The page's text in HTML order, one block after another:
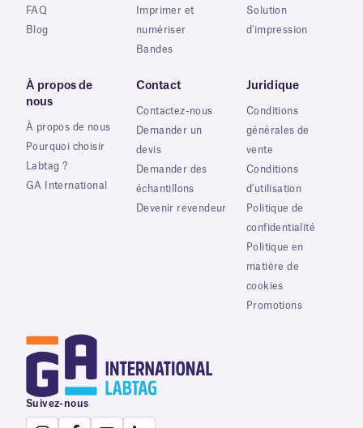
FAQ
Blog
Imprimer et
numériser
Bandes
Solution
d'impression
À propos de
nous
À propos de nous
Pourquoi choisir
Labtag ?
GA International
Contact
Contactez-nous
Demander un
devis
Demander des
échantillons
Devenir revendeur
Juridique
Conditions
générales de
vente
Conditions
d'utilisation
Politique de
confidentialité
Politique en
matière de
cookies
Promotions
Suivez-nous